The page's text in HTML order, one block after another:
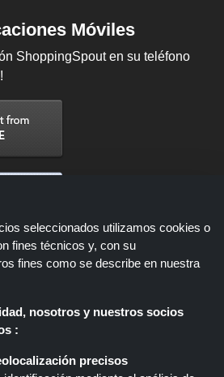
Móviles
ShoppingSpout en su teléfono
sitio web que presenta ofertas, descuentos y
están disponibles a través de diferentes
una compra a través de estos enlaces,
seleccionados utilizamos cookies o
fines técnicos y, con su
fines como se describe en nuestra
nosotros y nuestros socios
:
precisos